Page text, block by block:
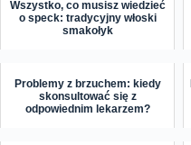
Wszystko, co musisz wiedzieć
o speck: tradycyjny włoski
smakołyk
Problemy z brzuchem: kiedy
skonsultować się z
odpowiednim lekarzem?